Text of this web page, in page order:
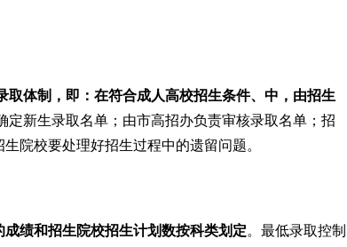
取体制，即：在符合成人高校招生条件、中，由招生
定新生录取名单；由市高招办负责审核录取名单；招
院校要处理好招生过程中的遗留问题。
成绩和招生院校招生计划数按科类划定。最低录取控制